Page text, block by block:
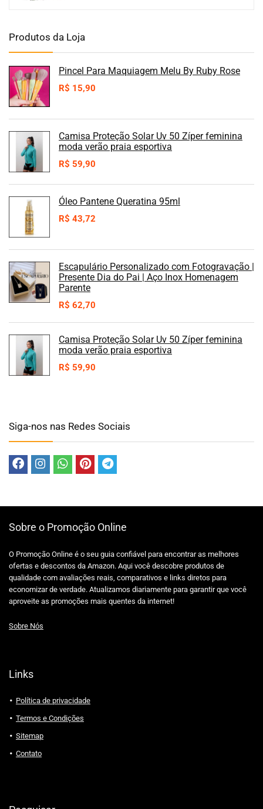
Produtos da Loja
Pincel Para Maquiagem Melu By Ruby Rose
R$ 15,90
Camisa Proteção Solar Uv 50 Zíper feminina
moda verão praia esportiva
R$ 59,90
Óleo Pantene Queratina 95ml
R$ 43,72
Escapulário Personalizado com Fotogravação |
Presente Dia do Pai | Aço Inox Homenagem
Parente
R$ 62,70
Camisa Proteção Solar Uv 50 Zíper feminina
moda verão praia esportiva
R$ 59,90
Siga-nos nas Redes Sociais
Sobre o Promoção Online
O Promoção Online é o seu guia confiável para encontrar as melhores
ofertas e descontos da Amazon. Aqui você descobre produtos de
qualidade com avaliações reais, comparativos e links diretos para
economizar de verdade. Atualizamos diariamente para garantir que você
aproveite as promoções mais quentes da internet!
Sobre Nós
Links
Política de privacidade
Termos e Condições
Sitemap
Contato